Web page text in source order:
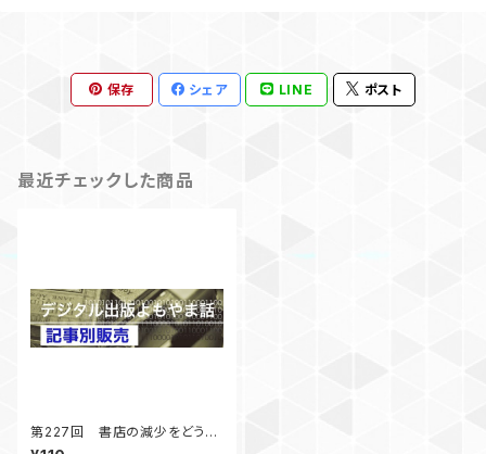
保存 シェア LINE ポスト
最近チェックした商品
第227回 書店の減少をどうと
らえるか 経営視点と文化視